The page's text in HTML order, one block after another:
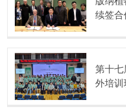
续签合
第十七
外培训